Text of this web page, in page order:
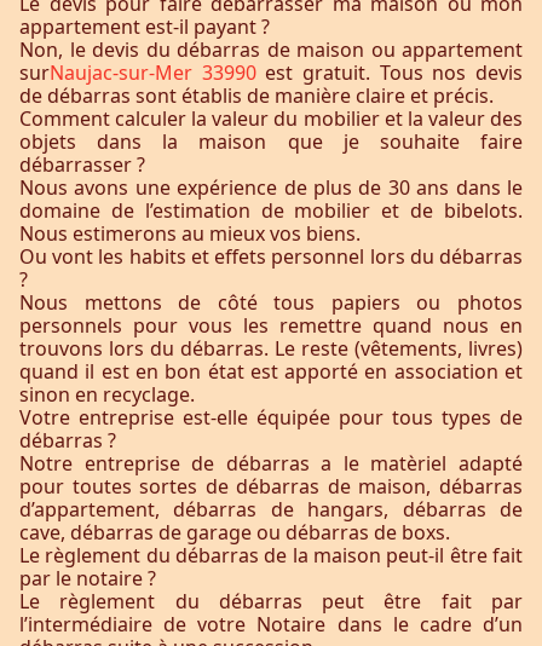
appartement est-il payant ?
Non, le devis du débarras de maison ou appartement
surNaujac-sur-Mer 33990 est gratuit. Tous nos devis
de débarras sont établis de manière claire et précis.
Comment calculer la valeur du mobilier et la valeur des
objets dans la maison que je souhaite faire
débarrasser ?
Nous avons une expérience de plus de 30 ans dans le
domaine de l’estimation de mobilier et de bibelots.
Nous estimerons au mieux vos biens.
Ou vont les habits et effets personnel lors du débarras
?
Nous mettons de côté tous papiers ou photos
personnels pour vous les remettre quand nous en
trouvons lors du débarras. Le reste (vêtements, livres)
quand il est en bon état est apporté en association et
sinon en recyclage.
Votre entreprise est-elle équipée pour tous types de
débarras ?
Notre entreprise de débarras a le matèriel adapté
pour toutes sortes de débarras de maison, débarras
d’appartement, débarras de hangars, débarras de
cave, débarras de garage ou débarras de boxs.
Le règlement du débarras de la maison peut-il être fait
par le notaire ?
Le règlement du débarras peut être fait par
l’intermédiaire de votre Notaire dans le cadre d’un